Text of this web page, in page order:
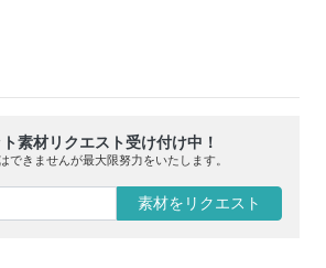
素材リクエスト受け付け中！
できませんが最大限努力をいたします。
素材をリクエスト